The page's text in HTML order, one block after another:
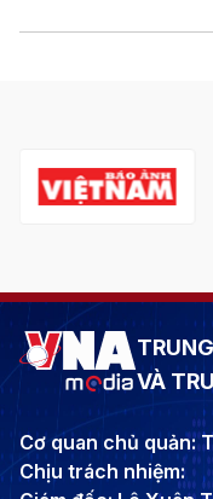
VÀ
Cơ quan chủ quản:
Chịu trách nhiệm: